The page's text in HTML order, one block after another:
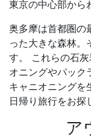
東京の中心部から
奥多摩は首都圏の
った大きな森林。
す。 これらの石
オニングやパック
キャニオニングを
日帰り旅行をお探
ア